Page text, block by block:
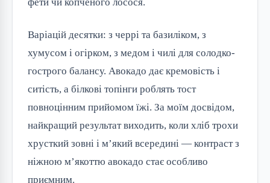
Варіацій десятки: з черрі та базиліком, з
хумусом і огірком, з медом і чилі для солодко-
гострого балансу. Авокадо дає кремовість і
ситість, а білкові топінги роблять тост
повноцінним прийомом їжі. За моїм досвідом,
найкращий результат виходить, коли хліб трохи
хрусткий зовні і м’який всередині — контраст з
ніжною м’якоттю авокадо стає особливо
приємним.